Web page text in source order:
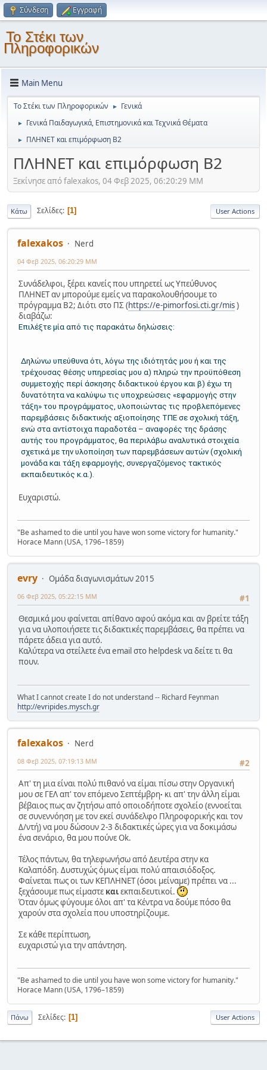
Σύνδεση Εγγραφή
Το Στέκι των
Πληροφορικών
Main Menu
Το Στέκι των Πληροφορικών ► Γενικά
► Γενικά Παιδαγωγικά, Επιστημονικά και Τεχνικά Θέματα
► ΠΛΗΝΕΤ και επιμόρφωση Β2
ΠΛΗΝΕΤ και επιμόρφωση Β2
Ξεκίνησε από falexakos, 04 Φεβ 2025, 06:20:29 ΜΜ
Κάτω Σελίδες 1 User Actions
falexakos Nerd
04 Φεβ 2025, 06:20:29 ΜΜ
Συνάδελφοι, ξέρει κανείς που υπηρετεί ως Υπεύθυνος
ΠΛΗΝΕΤ αν μπορούμε εμείς να παρακολουθήσουμε το
πρόγραμμα Β2; Διότι στο ΠΣ (https://e-pimorfosi.cti.gr/mis)
διαβάζω:
Επιλέξτε μία από τις παρακάτω δηλώσεις:
Δηλώνω υπεύθυνα ότι, λόγω της ιδιότητάς μου ή και της
τρέχουσας θέσης υπηρεσίας μου α) πληρώ την προϋπόθεση
συμμετοχής περί άσκησης διδακτικού έργου και β) έχω τη
δυνατότητα να καλύψω τις υποχρεώσεις «εφαρμογής στην
τάξη» του προγράμματος, υλοποιώντας τις προβλεπόμενες
παρεμβάσεις διδακτικής αξιοποίησης ΤΠΕ σε σχολική τάξη,
ενώ στα αντίστοιχα παραδοτέα – αναφορές της δράσης
αυτής του προγράμματος, θα περιλάβω αναλυτικά στοιχεία
σχετικά με την υλοποίηση των παρεμβάσεων αυτών (σχολική
μονάδα και τάξη εφαρμογής, συνεργαζόμενος τακτικός
εκπαιδευτικός κ.α.).
Ευχαριστώ.
"Be ashamed to die until you have won some victory for humanity."
Horace Mann (USA, 1796–1859)
evry
Ομάδα διαγωνισμάτων 2015
#1
06 Φεβ 2025, 05:22:15 ΜΜ
Θεσμικά μου φαίνεται απίθανο αφού ακόμα και αν βρείτε τάξη
για να υλοποιήσετε τις διδακτικές παρεμβάσεις, θα πρέπει να
πάρετε άδεια για αυτό.
Καλύτερα να στείλετε ένα email στο helpdesk να δείτε τι θα
πουν.
What I cannot create I do not understand -- Richard Feynman
http://evripides.mysch.gr
falexakos
Nerd
#2
08 Φεβ 2025, 07:19:13 ΜΜ
Απ' τη μια είναι πολύ πιθανό να είμαι πίσω στην Οργανική
μου σε ΓΕΛ απ' τον επόμενο Σεπτέμβρη· κι απ' την άλλη είμαι
βέβαιος πως αν ζητήσω από οποιοδήποτε σχολείο (εννοείται
σε συνεννόηση με τον εκεί συνάδελφο Πληροφορικής και τον
Δ/ντή) να μου δώσουν 2-3 διδακτικές ώρες για να δοκιμάσω
ένα σενάριο, θα μου πούνε Ok.
Τέλος πάντων, θα τηλεφωνήσω από Δευτέρα στην κα
Καλαπόδη. Δυστυχώς όμως είμαι πολύ απαισιόδοξος.
Φαίνεται πως οι των ΚΕΠΛΗΝΕΤ (όσοι μείναμε) πρέπει να ...
ξεχάσουμε πως είμαστε καιεκπαιδευτικοί.
Όταν όμως φύγουμε όλοι απ' τα Κέντρα να δούμε πόσο θα
χαρούν στα σχολεία που υποστηρίζουμε.
Σε κάθε περίπτωση,
ευχαριστώ για την απάντηση.
"Be ashamed to die until you have won some victory for humanity."
Horace Mann (USA, 1796–1859)
Πάνω Σελίδες 1 User Actions